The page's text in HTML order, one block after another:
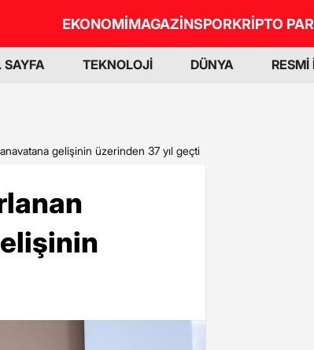
EKONOMİMAGAZİNSPORKRİPTO
SAYFA TEKNOLOJİ DÜNYA
gelişinin üzerinden 37 yıl geçti